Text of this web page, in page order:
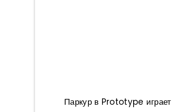
Паркур в Prototype играет